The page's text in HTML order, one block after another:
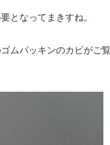
となってまきすね。
ムパッキンのカビがご